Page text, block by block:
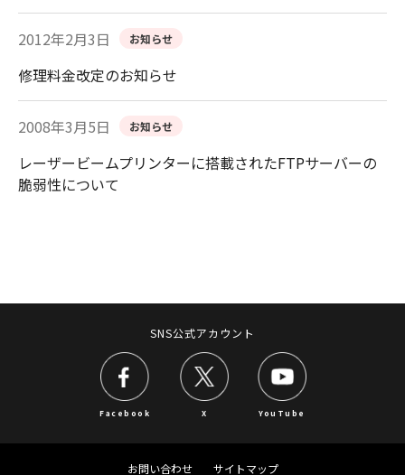
2012年2月3日 お知らせ
修理料金改定のお知らせ
2008年3月5日 お知らせ
レーザービームプリンターに搭載されたFTPサーバーの
脆弱性について
SNS公式アカウント
Facebook X YouTube
お問い合わせ サイトマップ